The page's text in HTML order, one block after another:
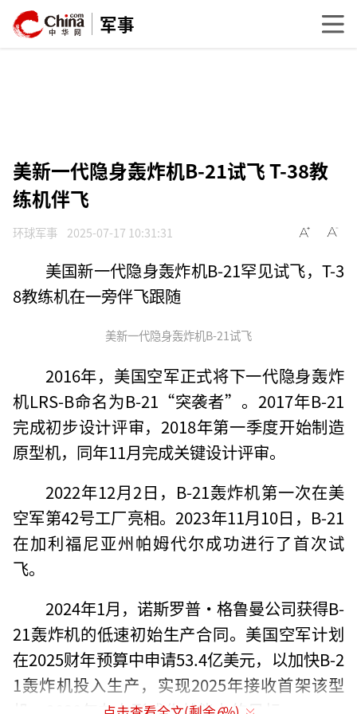
军事
美新一代隐身轰炸机B-21试飞 T-38教
练机伴飞
环球军事 2025-07-17 10:31:31
美国新一代隐身轰炸机B-21罕见试飞，T-3
8教练机在一旁伴飞跟随
美新一代隐身轰炸机B-21试飞
2016年，美国空军正式将下一代隐身轰炸
机LRS-B命名为B-21“突袭者”。2017年B-21
完成初步设计评审，2018年第一季度开始制造
原型机，同年11月完成关键设计评审。
2022年12月2日，B-21轰炸机第一次在美
空军第42号工厂亮相。2023年11月10日，B-21
在加利福尼亚州帕姆代尔成功进行了首次试
飞。
2024年1月，诺斯罗普・格鲁曼公司获得B-
21轰炸机的低速初始生产合同。美国空军计划
在2025财年预算中申请53.4亿美元，以加快B-2
1轰炸机投入生产，实现2025年接收首架该型